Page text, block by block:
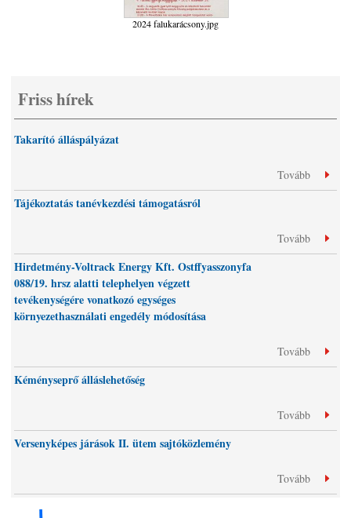
2024 falukarácsony.jpg
Friss hírek
Takarító álláspályázat
Tovább
Tájékoztatás tanévkezdési támogatásról
Tovább
Hirdetmény-Voltrack Energy Kft. Ostffyasszonyfa
088/19. hrsz alatti telephelyen végzett
tevékenységére vonatkozó egységes
környezethasználati engedély módosítása
Tovább
Kéményseprő álláslehetőség
Tovább
Versenyképes járások II. ütem sajtóközlemény
Tovább